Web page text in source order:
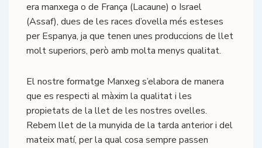
era manxega o de França (Lacaune) o Israel
(Assaf), dues de les races d’ovella més esteses
per Espanya, ja que tenen unes produccions de llet
molt superiors, però amb molta menys qualitat.
El nostre formatge Manxeg s’elabora de manera
que es respecti al màxim la qualitat i les
propietats de la llet de les nostres ovelles.
Rebem llet de la munyida de la tarda anterior i del
mateix matí, per la qual cosa sempre passen